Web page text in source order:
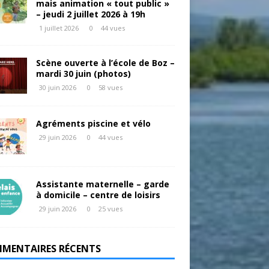
mais animation « tout public »
– jeudi 2 juillet 2026 à 19h
1 juillet 2026 0 44 vues
Scène ouverte à l’école de Boz –
mardi 30 juin (photos)
30 juin 2026 0 58 vues
Agréments piscine et vélo
29 juin 2026 0 44 vues
Assistante maternelle – garde
à domicile – centre de loisirs
29 juin 2026 0 25 vues
RÉCENTS